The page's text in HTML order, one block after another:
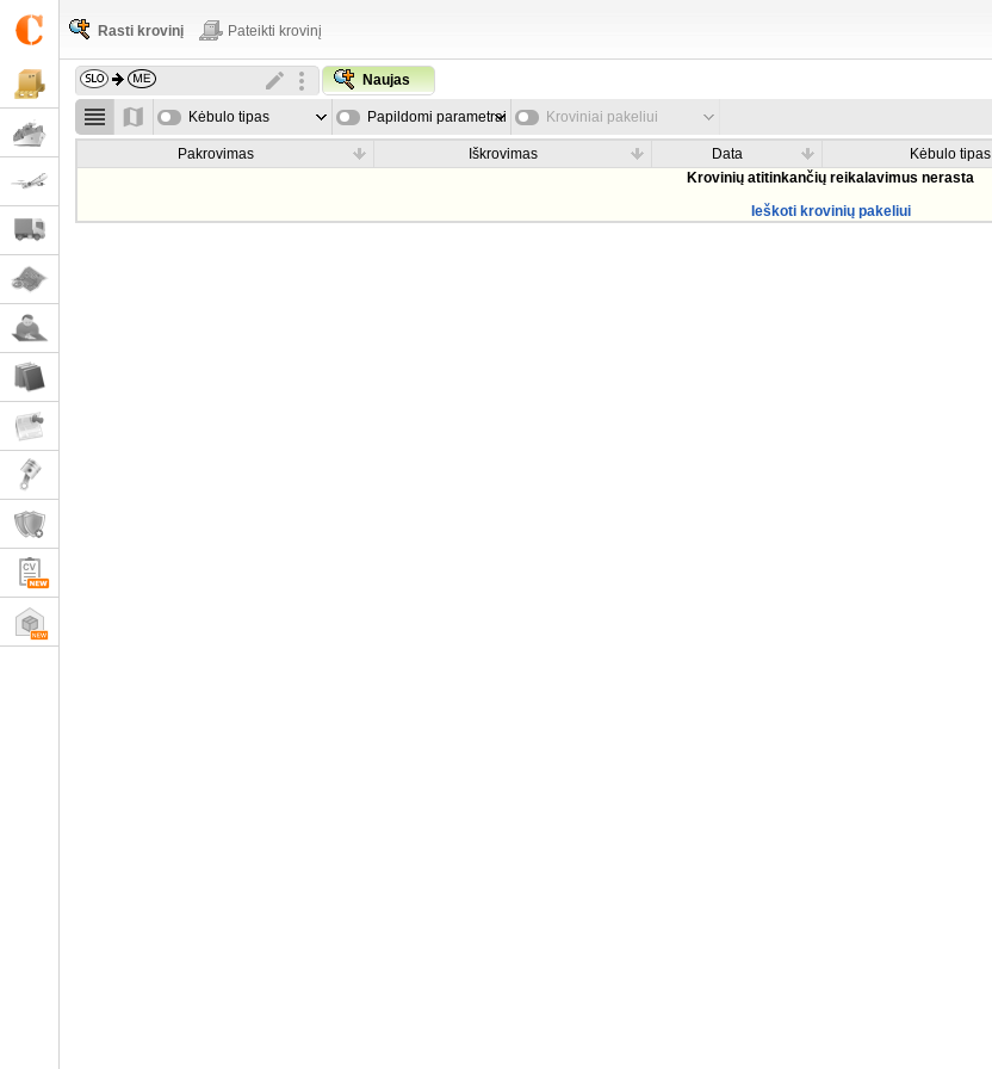
Rasti krovinį Pateikti krovinį
Naujas
Kėbulo tipas Papildomi parametrai Kroviniai pakeliui
Pakrovimas Iškrovimas Data Kėbulo tipas
Krovinių atitinkančių reikalavimus nerasta
Ieškoti krovinių pakeliui